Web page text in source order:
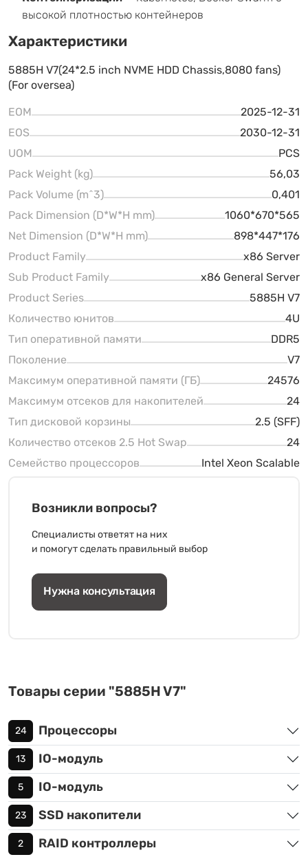
высокой плотностью контейнеров
Характеристики
5885H V7(24*2.5 inch NVME HDD Chassis,8080 fans)
(For oversea)
EOM
2025-12-31
EOS
2030-12-31
UOM
PCS
Pack Weight (kg)
56,03
Pack Volume (m^3)
0,401
Pack Dimension (D*W*H mm)
1060*670*565
Net Dimension (D*W*H mm)
898*447*176
Product Family
x86 Server
Sub Product Family
x86 General Server
Product Series
5885H V7
Количество юнитов
4U
Тип оперативной памяти
DDR5
Поколение
V7
Максимум оперативной памяти (ГБ)
24576
Максимум отсеков для накопителей
24
Тип дисковой корзины
2.5 (SFF)
Количество отсеков 2.5 Hot Swap
24
Семейство процессоров
Intel Xeon Scalable
Возникли вопросы?
Специалисты ответят на них
и помогут сделать правильный выбор
Нужна консультация
Товары серии "5885H V7"
24 Процессоры
13 IO-модуль
5 IO-модуль
23 SSD накопители
2 RAID контроллеры